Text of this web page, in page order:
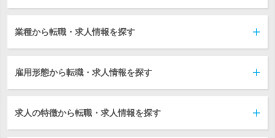
業種から転職・求人情報を探す
雇用形態から転職・求人情報を探す
求人の特徴から転職・求人情報を探す